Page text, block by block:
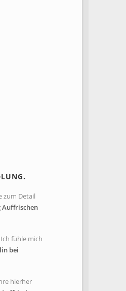
zum Detail
fühle mich
bei
hierher